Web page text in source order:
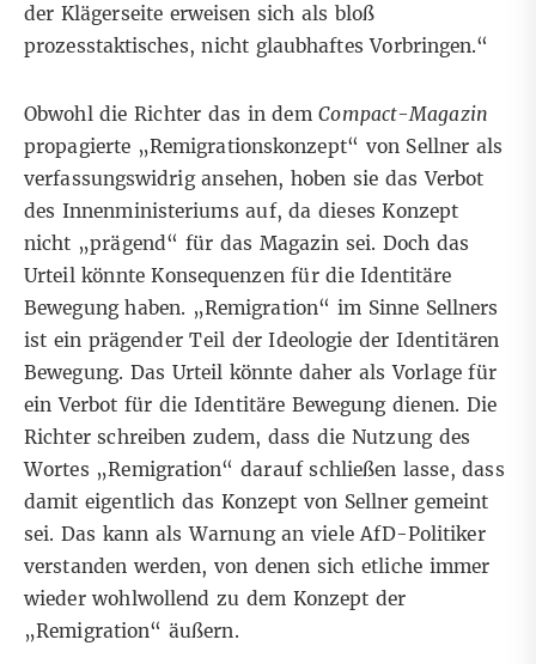
der Klägerseite erweisen sich als bloß
prozesstaktisches, nicht glaubhaftes Vorbringen.“
Obwohl die Richter das in demCompact-Magazin
propagierte „Remigrationskonzept“ von Sellner als
verfassungswidrig ansehen, hoben sie das Verbot
des Innenministeriums auf, da dieses Konzept
nicht „prägend“ für das Magazin sei. Doch das
Urteil könnte Konsequenzen für die Identitäre
Bewegung haben. „Remigration“ im Sinne Sellners
ist ein prägender Teil der Ideologie der Identitären
Bewegung. Das Urteil könnte daher als Vorlage für
ein Verbot für dieIdentitäre Bewegung dienen. Die
Richter schreiben zudem, dass die Nutzung des
Wortes „Remigration“ darauf schließen lasse, dass
damit eigentlich das Konzept von Sellner gemeint
sei. Das kann als Warnung an vieleAfD-Politiker
verstanden werden, von denen sich etliche immer
wieder wohlwollend zu dem Konzept der
„Remigration“ äußern.